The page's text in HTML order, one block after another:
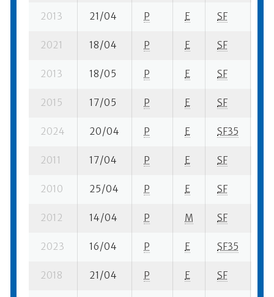
2013 21/04 P E SF
2021 18/04 P E SF
2013 18/05 P E SF
2015 17/05 P E SF
2024 20/04 P E SF35
2011 17/04 P E SF
2010 25/04 P E SF
2012 14/04 P M SF
2023 16/04 P E SF35
2018 21/04 P E SF